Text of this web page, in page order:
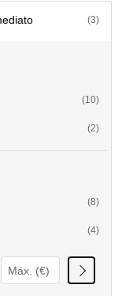
(3)
(10)
(2)
(8)
(4)